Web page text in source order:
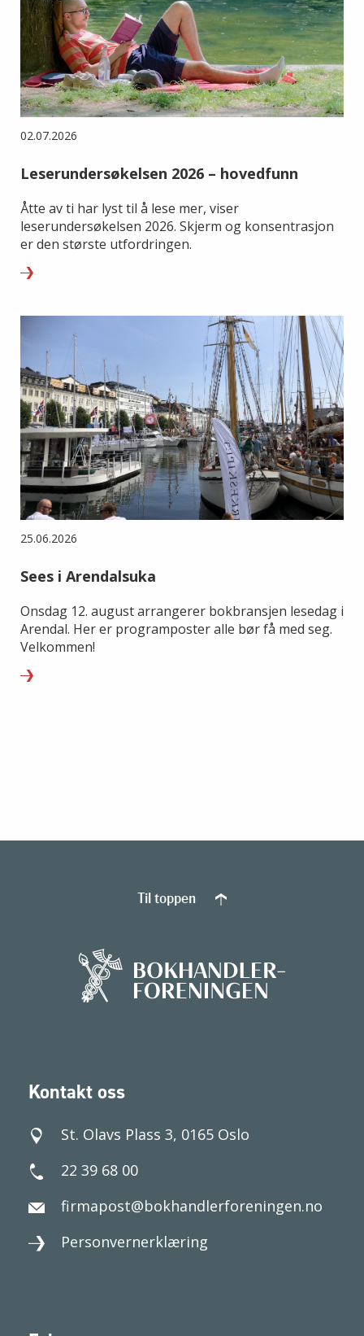
02.07.2026
Leserundersøkelsen 2026 – hovedfunn
Åtte av ti har lyst til å lese mer, viser
leserundersøkelsen 2026. Skjerm og konsentrasjon
er den største utfordringen.
25.06.2026
Sees i Arendalsuka
Onsdag 12. august arrangerer bokbransjen lesedag i
Arendal. Her er programposter alle bør få med seg.
Velkommen!
Kontakt oss
St. Olavs Plass 3, 0165 Oslo
22 39 68 00
firmapost@bokhandlerforeningen.no
Personvernerklæring
Til toppen